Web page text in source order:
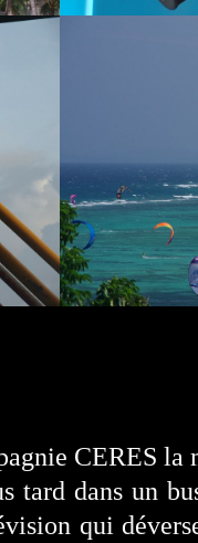
CERES la
tard dans un
qui